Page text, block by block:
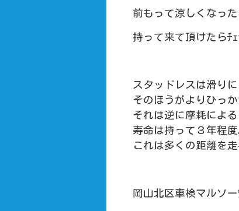
前もって涼しくなっ
持って来て頂けたらﾁ
スタッドレスは滑り
そのほうがよりひっ
それは逆に摩耗によ
寿命は持って３年程度
これは多くの距離を
岡山北区車検マルソ